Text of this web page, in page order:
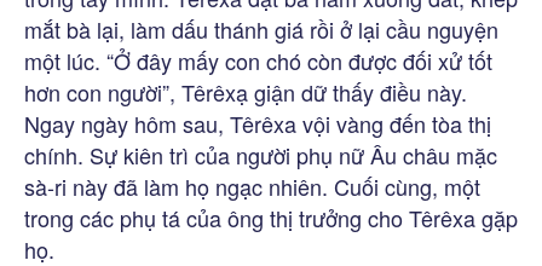
mắt bà lại, làm dấu thánh giá rồi ở lại cầu nguyện
một lúc. “Ở đây mấy con chó còn được đối xử tốt
hơn con người”, Têrêxạ giận dữ thấy điều này.
Ngay ngày hôm sau, Têrêxa vội vàng đến tòa thị
chính. Sự kiên trì của người phụ nữ Âu châu mặc
sà-ri này đã làm họ ngạc nhiên. Cuối cùng, một
trong các phụ tá của ông thị trưởng cho Têrêxa gặp
họ.